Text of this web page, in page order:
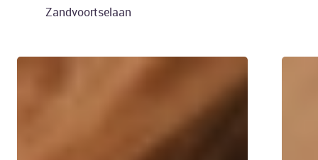
Zandvoortselaan